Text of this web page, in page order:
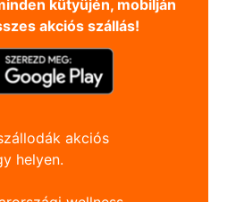
kütyüjén, mobilján
akciós szállás!
akciós
helyen.